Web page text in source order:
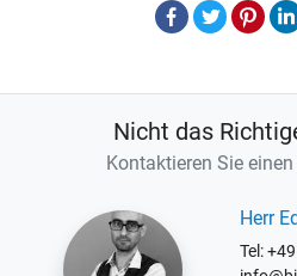
Facebook
Twitter
Nicht das
Kontaktieren Sie
Herr
Tel: